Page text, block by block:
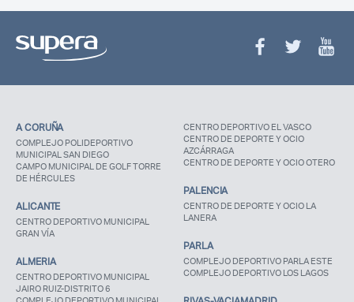
A CORUÑA
COMPLEJO POLIDEPORTIVO
MUNICIPAL SAN DIEGO
CAMPO MUNICIPAL DE GOLF TORRE
DE HÉRCULES
ALICANTE
CENTRO DEPORTIVO MUNICIPAL
GRAN VÍA
ALMERIA
CENTRO DEPORTIVO MUNICIPAL
JAIRO RUIZ-DISTRITO 6
CENTRO DEPORTIVO EL VASCO
CENTRO DE DEPORTE Y OCIO
AZCÁRRAGA
CENTRO DE DEPORTE Y OCIO OTERO
PALENCIA
CENTRO DE DEPORTE Y OCIO LA
LANERA
PARLA
COMPLEJO DEPORTIVO PARLA ESTE
COMPLEJO DEPORTIVO LOS LAGOS